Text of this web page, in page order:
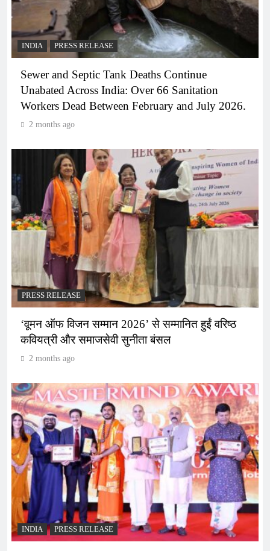
INDIA PRESS RELEASE
Sewer and Septic Tank Deaths Continue
Unabated Across India: Over 66 Sanitation
Workers Dead Between February and July 2026.
2 months ago
PRESS RELEASE
‘वूमन ऑफ विजन सम्मान 2026’ से सम्मानित हुईं वरिष्ठ
कवियत्री और समाजसेवी सुनीता बंसल
2 months ago
INDIA PRESS RELEASE